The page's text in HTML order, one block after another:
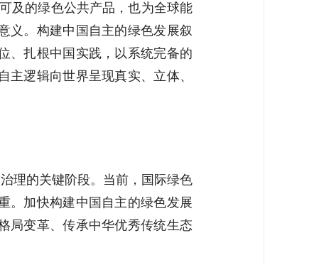
及的绿色公共产品，也为全球能
义。构建中国自主的绿色发展叙
、扎根中国实践，以系统完备的
逻辑向世界呈现真实、立体、
理的关键阶段。当前，国际绿色
。加快构建中国自主的绿色发展
局变革、传承中华优秀传统生态